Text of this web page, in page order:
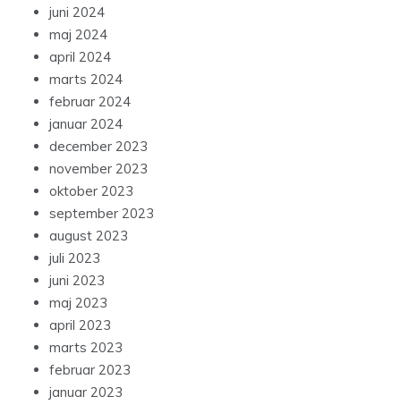
juni 2024
maj 2024
april 2024
marts 2024
februar 2024
januar 2024
december 2023
november 2023
oktober 2023
september 2023
august 2023
juli 2023
juni 2023
maj 2023
april 2023
marts 2023
februar 2023
januar 2023